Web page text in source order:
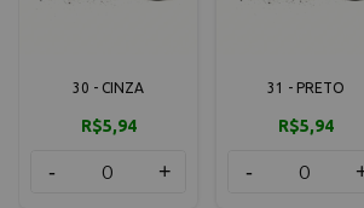
30 - CINZA
R$5,94
- +
31 - PRETO
R$5,94
-